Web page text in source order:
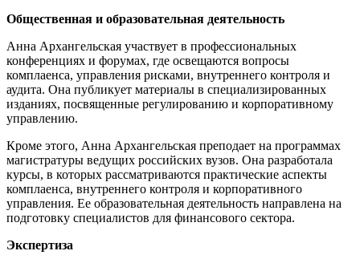
Общественная и образовательная деятельность
Анна Архангельская участвует в профессиональных
конференциях и форумах, где освещаются вопросы
комплаенса, управления рисками, внутреннего контроля и
аудита. Она публикует материалы в специализированных
изданиях, посвященные регулированию и корпоративному
управлению.
Кроме этого, Анна Архангельская преподает на программах
магистратуры ведущих российских вузов. Она разработала
курсы, в которых рассматриваются практические аспекты
комплаенса, внутреннего контроля и корпоративного
управления. Ее образовательная деятельность направлена на
подготовку специалистов для финансового сектора.
Экспертиза